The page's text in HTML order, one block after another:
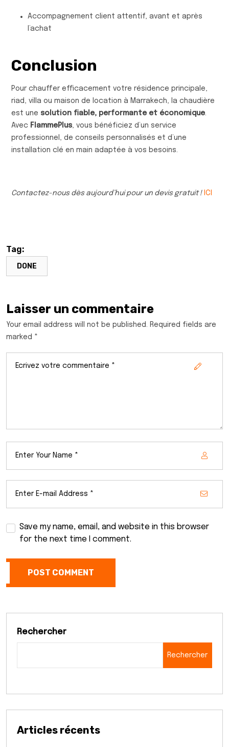
Accompagnement client attentif, avant et après
l’achat
Conclusion
Pour chauffer efficacement votre résidence principale,
riad, villa ou maison de location à Marrakech, la chaudière
est une solution fiable, performante et économique
Avec FlammePlus , vous bénéficiez d’un service
professionnel, de conseils personnalisés et d’une
installation clé en main adaptée à vos besoins.
Contactez-nous dès aujourd’hui pour un devis gratuit ! ICI
Tag:
DONE
Laisser un commentaire
Your email address will not be published. Required fields are
marked *
Save my name, email, and website in this browser
for the next time I comment.
POST COMMENT
Rechercher
Rechercher
Articles récents